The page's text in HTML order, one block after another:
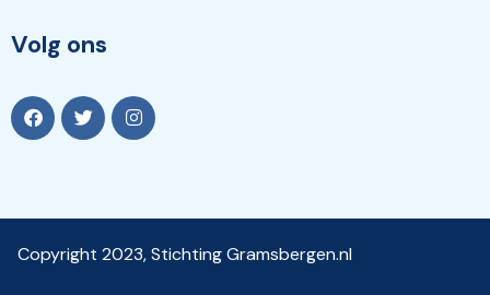
Volg ons
Copyright 2023, Stichting Gramsbergen.nl